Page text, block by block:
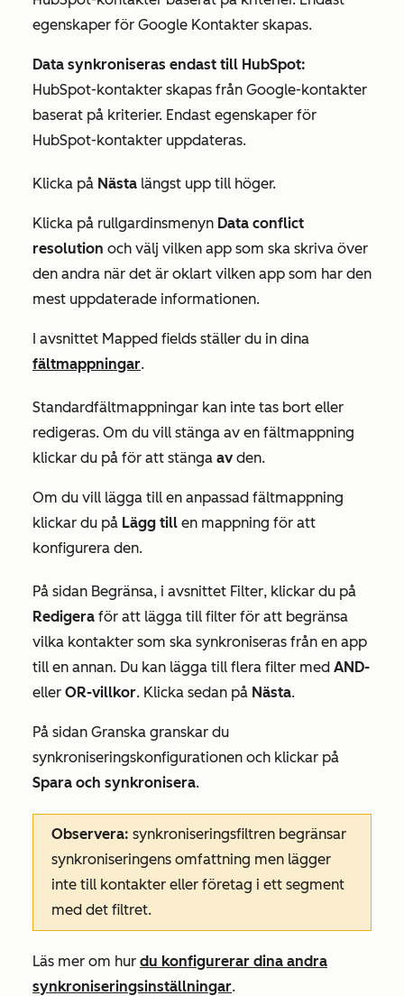
egenskaper för Google Kontakter skapas.
Data synkroniseras endast till HubSpot:
HubSpot-kontakter skapas från Google-kontakter
baserat på kriterier. Endast egenskaper för
HubSpot-kontakter uppdateras.
Klicka på Nästa längst upp till höger.
Klicka på rullgardinsmenyn Data conflict
resolution och välj vilken app som ska skriva över
den andra när det är oklart vilken app som har den
mest uppdaterade informationen.
I avsnittet Mapped fields ställer du in dina
fältmappningar.
Standardfältmappningar kan inte tas bort eller
redigeras. Om du vill stänga av en fältmappning
klickar du på för att stänga avden.
Om du vill lägga till en anpassad fältmappning
klickar du på Lägg till en mappning för att
konfigurera den.
På sidan Begränsa, i avsnittet Filter, klickar du på
Redigera för att lägga till filter för att begränsa
vilka kontakter som ska synkroniseras från en app
till en annan. Du kan lägga till flera filter med AND-
eller OR-villkor. Klicka sedan på Nästa.
På sidan Granska granskar du
synkroniseringskonfigurationen och klickar på
Spara och synkronisera.
Observera: synkroniseringsfiltren begränsar
synkroniseringens omfattning men lägger
inte till kontakter eller företag i ett segment
med det filtret.
Läs mer om hur du konfigurerar dina andra
synkroniseringsinställningar.